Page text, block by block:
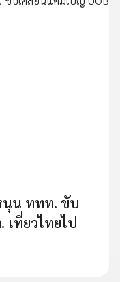
นุน ททท. ขับ
เที่ยวไทยไป